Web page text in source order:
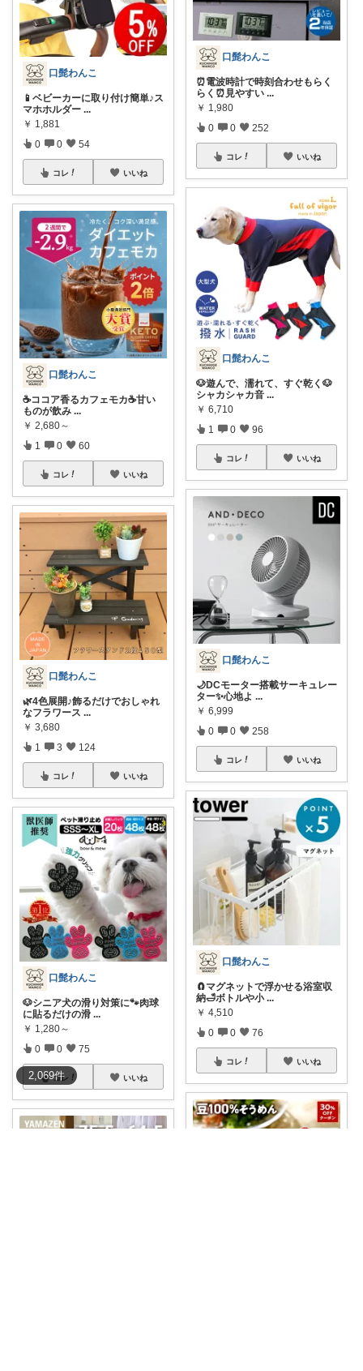
2,069件
口髭わんこ
📱ベビーカーに取り付け簡単♪ス
マホホルダー ...
￥ 1,881
0 0 54
コレ いいね
口髭わんこ
☕️ココア香るカフェモカ☕️甘い
ものが飲み ...
￥ 2,680～
1 0 60
コレ いいね
口髭わんこ
🌿4色展開♪飾るだけでおしゃれ
なフラワース ...
￥ 3,680
1 3 124
コレ いいね
口髭わんこ
🐶シニア犬の滑り対策に🐾肉球
に貼るだけの滑 ...
￥ 1,280～
0 0 75
コレ いいね
口髭わんこ
⏰電波時計で時刻合わせもらく
らく⏰見やすい ...
￥ 1,980
0 0 252
コレ いいね
口髭わんこ
🐶遊んで、濡れて、すぐ乾く🐶
シャカシャカ音 ...
￥ 6,710
1 0 96
コレ いいね
口髭わんこ
🌙DCモーター搭載サーキュレー
ター✨心地よ ...
￥ 6,999
0 0 258
コレ いいね
口髭わんこ
🧲マグネットで浮かせる浴室収
納🛁ボトルや小 ...
￥ 4,510
0 0 76
コレ いいね